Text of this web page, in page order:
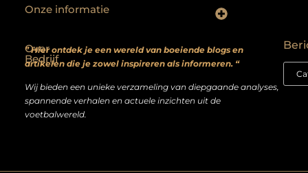
Over
Bedrijf
” Hier ontdek je een wereld van boeiende blogs en
artikelen die je zowel inspireren als informeren. “
Wij bieden een unieke verzameling van diepgaande analyses,
spannende verhalen en actuele inzichten uit de
voetbalwereld.
Onze informatie